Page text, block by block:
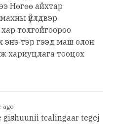
Нөгөө айхтар
үйлдвэр
толгойгоороо
энэ тэр гээд маш олон
хариуцлага тооцох
ago
gishuunii tcalingaar tegej